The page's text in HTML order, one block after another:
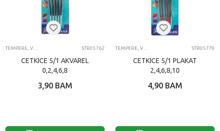
STR05762
CETKICE 5/1 AKVAREL
0,2,4,6,8
3,90 BAM
STR05779
CETKICE 5/1 PLAKAT
2,4,6,8,10
4,90 BAM